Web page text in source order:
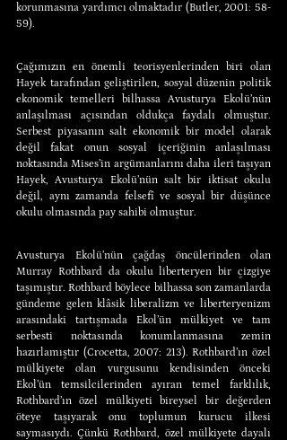
korunmasına yardımcı olmaktadır (Butler, 2001: 58-
59).
Çağımızın en önemli teorisyenlerinden biri olan
Hayek tarafından geliştirilen, sosyal düzenin politik
ekonomik temelleri bilhassa Avusturya Ekolü’nün
anlaşılması açısından oldukça faydalı olmuştur.
Serbest piyasanın salt ekonomik bir model olarak
değil fakat onun sosyal içeriğinin anlaşılması
noktasında Mises’in argümanlarını daha ileri taşıyan
Hayek, Avusturya Ekolü’nün salt bir iktisat okulu
değil, aynı zamanda felsefî ve sosyal bir düşünce
okulu olmasında pay sahibi olmuştur.
Avusturya Ekolü’nün çağdaş öncülerinden olan
Murray Rothbard da okulu liberteryen bir çizgiye
taşımıştır. Rothbard böylece bilhassa son zamanlarda
gündeme gelen klâsik liberalizm ve liberteryenizm
arasındaki tartışmada Ekol’ün mülkiyet ve tam
serbesti noktasında konumlanmasına zemin
hazırlamıştır (Crocetta, 2007: 213). Rothbard’ın özel
mülkiyete olan vurgusunu kendisinden önceki
Ekol’ün temsilcilerinden ayıran temel farklılık,
Rothbard’ın özel mülkiyeti bireysel bir değerden
öteye taşıyarak onu toplumun kurucu ilkesi
saymasıydı. Çünkü Rothbard, özel mülkiyete dayalı